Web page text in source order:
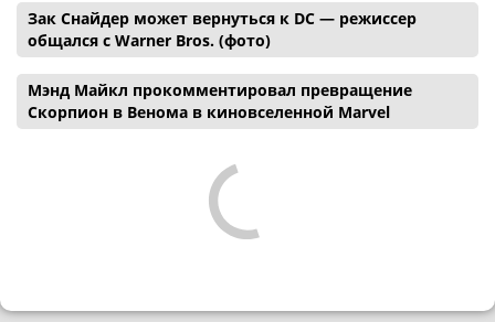
Зак Снайдер может вернуться к DC — режиссер
общался с Warner Bros. (фото)
Мэнд Майкл прокомментировал превращение
Скорпион в Венома в киновселенной Marvel